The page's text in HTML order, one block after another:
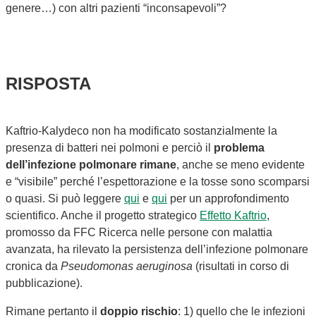
genere…) con altri pazienti “inconsapevoli”?
RISPOSTA
Kaftrio-Kalydeco non ha modificato sostanzialmente la
presenza di batteri nei polmoni e perciò il problema
dell’infezione polmonare rimane, anche se meno evidente
e “visibile” perché l’espettorazione e la tosse sono scomparsi
o quasi. Si può leggere qui e qui per un approfondimento
scientifico. Anche il progetto strategico Effetto Kaftrio,
promosso da FFC Ricerca nelle persone con malattia
avanzata, ha rilevato la persistenza dell’infezione polmonare
cronica da Pseudomonas aeruginosa (risultati in corso di
pubblicazione).
Rimane pertanto il doppio rischio: 1) quello che le infezioni